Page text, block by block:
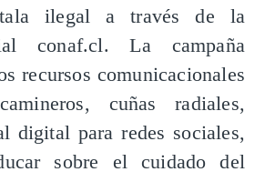
tala ilegal a través de la
conaf.cl. La campaña
recursos comunicacionales
cuñas radiales,
digital para redes sociales,
sobre el cuidado del